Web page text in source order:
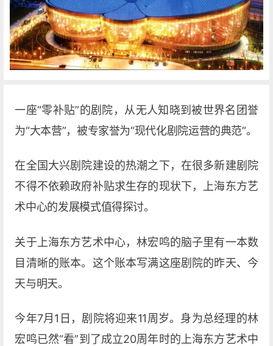
一座“零补贴”的剧院，从无人知晓到被世界名团誉
为“大本营”，被专家誉为“现代化剧院运营的典范”。
在全国大兴剧院建设的热潮之下，在很多新建剧院
不得不依赖政府补贴求生存的现状下，上海东方艺
术中心的发展模式值得探讨。
关于上海东方艺术中心，林宏鸣的脑子里有一本数
目清晰的账本。这个账本写满这座剧院的昨天、今
天与明天。
今年7月1日，剧院将迎来11周岁。身为总经理的林
宏鸣已然“看”到了成立20周年时的上海东方艺术中